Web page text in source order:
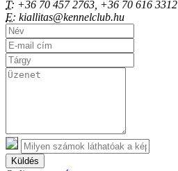
T: +36 70 457 2763, +36 70 616 3312
E: kiallitas@kennelclub.hu
Küldés